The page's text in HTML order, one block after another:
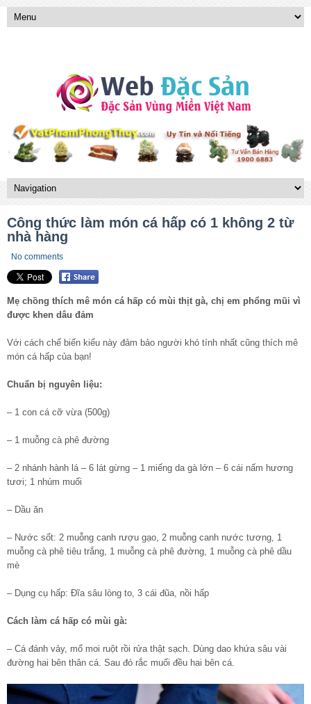
Công thức làm món cá hấp có 1 không 2 từ
nhà hàng
No comments
Mẹ chồng thích mê món cá hấp có mùi thịt gà, chị em phổng mũi vì
được khen dâu đảm
Với cách chế biến kiểu này đảm bảo người khó tính nhất cũng thích mê
món cá hấp của bạn!
Chuẩn bị nguyên liệu:
– 1 con cá cỡ vừa (500g)
– 1 muỗng cà phê đường
– 2 nhánh hành lá – 6 lát gừng – 1 miếng da gà lớn – 6 cái nấm hương
tươi; 1 nhúm muối
– Dầu ăn
– Nước sốt: 2 muỗng canh rượu gạo, 2 muỗng canh nước tương, 1
muỗng cà phê tiêu trắng, 1 muỗng cà phê đường, 1 muỗng cà phê dầu
mè
– Dụng cụ hấp: Đĩa sâu lòng to, 3 cái đũa, nồi hấp
Cách làm cá hấp có mùi gà:
– Cá đánh vảy, mổ moi ruột rồi rửa thật sạch. Dùng dao khứa sâu vài
đường hai bên thân cá. Sau đó rắc muối đều hai bên cá.